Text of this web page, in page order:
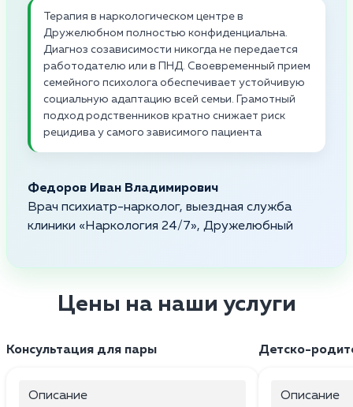
Терапия в наркологическом центре в
Дружелюбном полностью конфиденциальна.
Диагноз созависимости никогда не передается
работодателю или в ПНД. Своевременный прием
семейного психолога обеспечивает устойчивую
социальную адаптацию всей семьи. Грамотный
подход родственников кратно снижает риск
рецидива у самого зависимого пациента
Федоров Иван Владимирович
Врач психиатр-нарколог, выездная служба
клиники «Наркология 24/7», Дружелюбный
Цены на наши услуги
Консультация для пары
Описание
Детско-
Описание